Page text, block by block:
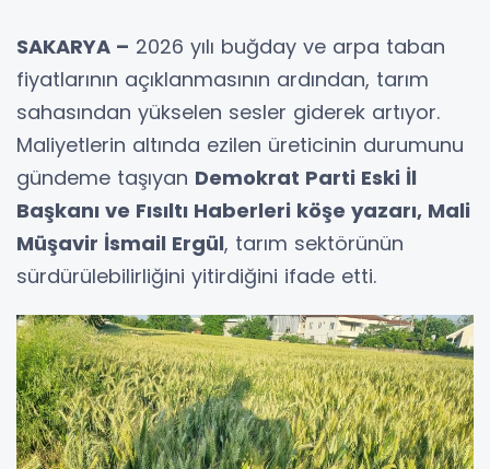
SAKARYA – 2026 yılı buğday ve arpa taban
fiyatlarının açıklanmasının ardından, tarım
sahasından yükselen sesler giderek artıyor.
Maliyetlerin altında ezilen üreticinin durumunu
gündeme taşıyan Demokrat Parti Eski İl
Başkanı ve Fısıltı Haberleri köşe yazarı, Mali
Müşavir İsmail Ergül, tarım sektörünün
sürdürülebilirliğini yitirdiğini ifade etti.